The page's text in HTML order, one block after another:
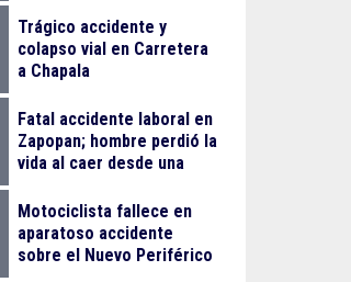
Trágico accidente y
colapso vial en Carretera
a Chapala
Fatal accidente laboral en
Zapopan; hombre perdió la
vida al caer desde una
Motociclista fallece en
aparatoso accidente
sobre el Nuevo Periférico